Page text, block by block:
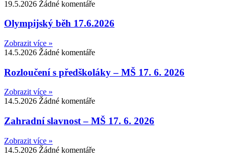
19.5.2026 Žádné komentáře
Olympijský běh 17.6.2026
Zobrazit více »
14.5.2026 Žádné komentáře
Rozloučení s předškoláky – MŠ 17. 6. 2026
Zobrazit více »
14.5.2026 Žádné komentáře
Zahradní slavnost – MŠ 17. 6. 2026
Zobrazit více »
14.5.2026 Žádné komentáře